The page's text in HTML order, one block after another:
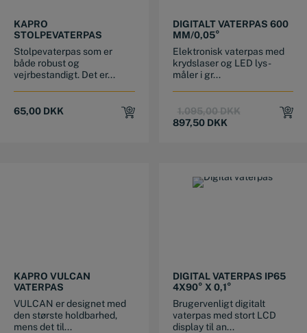
KAPRO
STOLPEVATERPAS
Stolpevaterpas som er
både robust og
vejrbestandigt. Det er...
65,00 DKK
DIGITALT VATERPAS 600
MM/0,05°
Elektronisk vaterpas med
krydslaser og LED lys -
måler i gr...
1.095,00DKKOriginal
897,50 DKK
Current
KAPRO VULCAN
VATERPAS
VULCAN er designet med
den største holdbarhed,
mens det til...
DIGITAL VATERPAS IP65
4X90° X 0,1°
Brugervenligt digitalt
vaterpas med stort LCD
display til an...